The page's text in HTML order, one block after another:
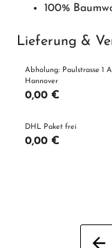
100%
Lieferung &
Abholung: Paulstrasse 1
Hannover
0,00 €
DHL Paket frei
0,00 €